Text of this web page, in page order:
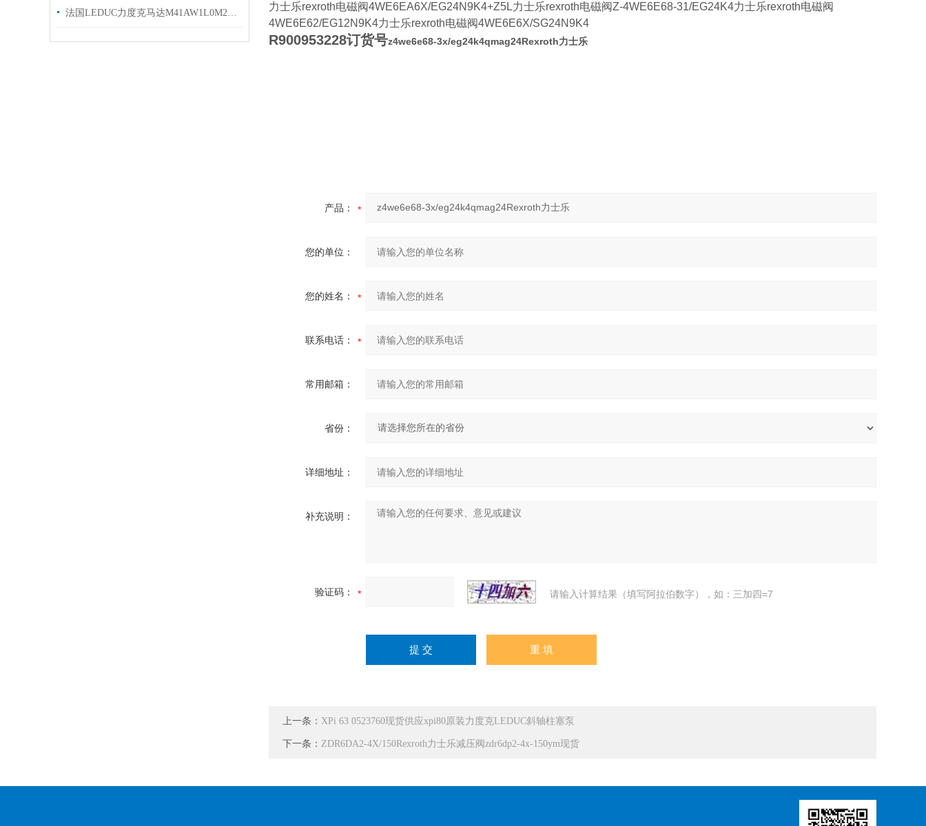
法国LEDUC力度克马达M41AW1L0M200 质保一年原装优势
力士乐rexroth电磁阀4WE6EA6X/EG24N9K4+Z5L力士乐rexroth电磁阀Z-4WE6E68-31/EG24K4力士乐rexroth电磁阀
4WE6E62/EG12N9K4力士乐rexroth电磁阀4WE6E6X/SG24N9K4
R900953228订货号z4we6e68-3x/eg24k4qmag24Rexroth力士乐
产品：
您的单位：
您的姓名：
联系电话：
常用邮箱：
省份：
详细地址：
补充说明：
验证码： 请输入计算结果（填写阿拉伯数字），如：三加四=7
上一条： XPi 63 0523760现货供应xpi80原装力度克LEDUC斜轴柱塞泵
下一条： ZDR6DA2-4X/150Rexroth力士乐减压阀zdr6dp2-4x-150ym现货